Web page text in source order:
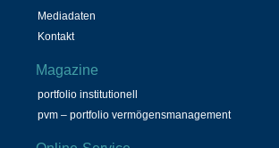
Mediadaten
Kontakt
Magazine
portfolio institutionell
pvm – portfolio vermögensmanagement